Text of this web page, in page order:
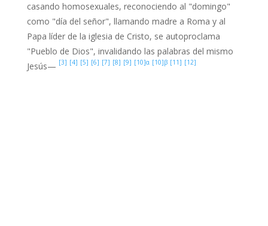
casando homosexuales, reconociendo al "domingo"
como "día del señor", llamando madre a Roma y al
Papa líder de la iglesia de Cristo, se autoproclama
"Pueblo de Dios", invalidando las palabras del mismo
Jesús— [3] [4] [5] [6] [7] [8] [9] [10]α [10]β [11] [12]